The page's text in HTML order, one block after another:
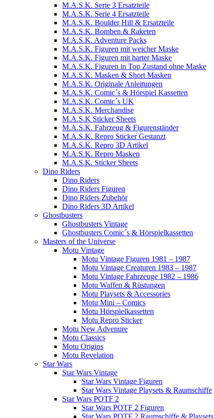
M.A.S.K. Serie 3 Ersatzteile
M.A.S.K. Serie 4 Ersatzteile
M.A.S.K. Boulder Hill & Ersatzteile
M.A.S.K. Bomben & Raketen
M.A.S.K. Adventure Packs
M.A.S.K. Figuren mit weicher Maske
M.A.S.K. Figuren mit harter Maske
M.A.S.K. Figuren in Top Zustand ohne Maske
M.A.S.K. Masken & Short Masken
M.A.S.K. Originale Anleitungen
M.A.S.K. Comic´s & Hörspiel Kassetten
M.A.S.K. Comic´s UK
M.A.S.K. Merchandise
M.A.S.K Sticker Sheets
M.A.S.K. Fahrzeug & Figurenständer
M.A.S.K. Repro Sticker Gestanzt
M.A.S.K. Repro 3D Artikel
M.A.S.K. Repro Masken
M.A.S.K. Sticker Sheets
Dino Riders
Dino Riders
Dino Riders Figuren
Dino Riders Zubehör
Dino Riders 3D Artikel
Ghostbusters
Ghostbusters Vintage
Ghostbusters Comic´s & Hörspielkassetten
Masters of the Universe
Motu Vintage
Motu Vintage Figuren 1981 – 1987
Motu Vintage Creaturen 1983 – 1987
Motu Vintage Fahrzeuge 1982 – 1986
Motu Waffen & Rüstungen
Motu Playsets & Accessories
Motu Mini – Comics
Motu Hörspielkassetten
Motu Repro Sticker
Motu New Advenure
Motu Classics
Motu Origins
Motu Revelation
Star Wars
Star Wars Vintage
Star Wars Vintage Figuren
Star Wars Vintage Playsets & Raumschiffe
Star Wars POTF 2
Star Wars POTF 2 Figuren
Star Wars POTF 2 Raumschiffe & Playsets